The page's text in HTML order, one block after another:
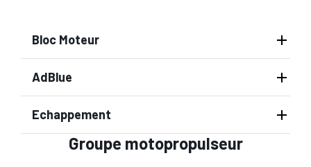
Bloc Moteur
AdBlue
Echappement
Groupe motopropulseur